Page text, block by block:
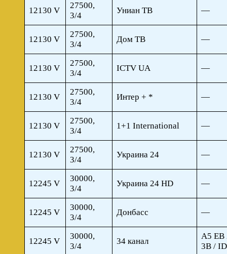
12130 V
27500,
3/4
Униан ТВ —
12130 V
27500,
3/4
Дом ТВ —
12130 V
27500,
3/4
ICTV UA —
12130 V
27500,
3/4
Интер + * —
12130 V
27500,
3/4
1+1 International —
12130 V
27500,
3/4
Украина 24 —
12245 V
30000,
3/4
Украина 24 HD —
12245 V
30000,
3/4
Донбасс —
12245 V
30000,
3/4
34 канал
A5 EB
3B /